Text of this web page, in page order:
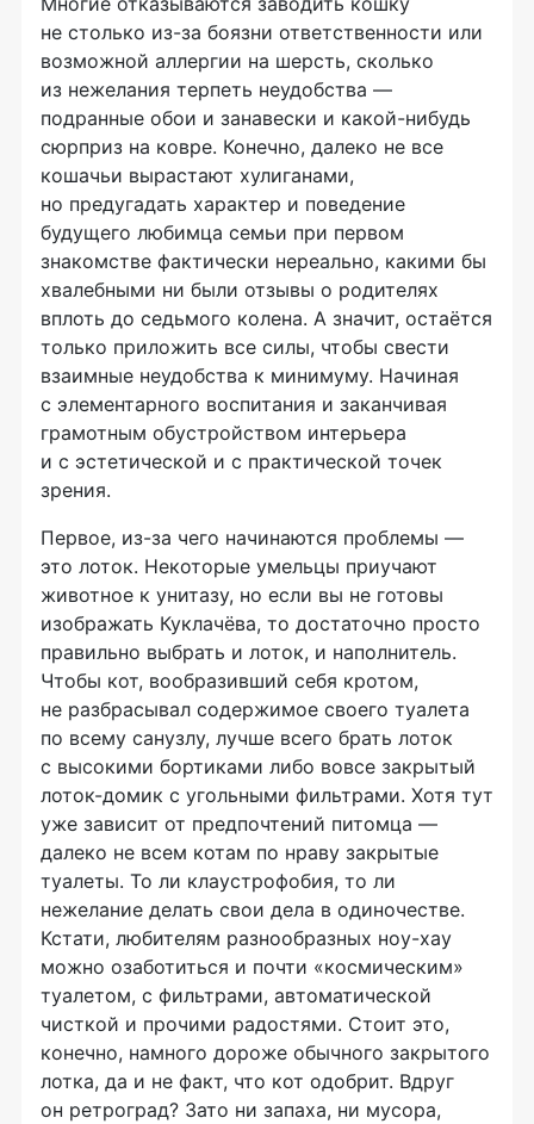
не столько из-за боязни ответственности или
возможной аллергии на шерсть, сколько
из нежелания терпеть неудобства —
подранные обои и занавески и какой-нибудь
сюрприз на ковре. Конечно, далеко не все
кошачьи вырастают хулиганами,
но предугадать характер и поведение
будущего любимца семьи при первом
знакомстве фактически нереально, какими бы
хвалебными ни были отзывы о родителях
вплоть до седьмого колена. А значит, остаётся
только приложить все силы, чтобы свести
взаимные неудобства к минимуму. Начиная
с элементарного воспитания и заканчивая
грамотным обустройством интерьера
и с эстетической и с практической точек
зрения.
Первое, из-за чего начинаются проблемы —
это лоток. Некоторые умельцы приучают
животное к унитазу, но если вы не готовы
изображать Куклачёва, то достаточно просто
правильно выбрать и лоток, и наполнитель.
Чтобы кот, вообразивший себя кротом,
не разбрасывал содержимое своего туалета
по всему санузлу, лучше всего брать лоток
с высокими бортиками либо вовсе закрытый
лоток-домик с угольными фильтрами. Хотя тут
уже зависит от предпочтений питомца —
далеко не всем котам по нраву закрытые
туалеты. То ли клаустрофобия, то ли
нежелание делать свои дела в одиночестве.
Кстати, любителям разнообразных ноу-хау
можно озаботиться и почти «космическим»
туалетом, с фильтрами, автоматической
чисткой и прочими радостями. Стоит это,
конечно, намного дороже обычного закрытого
лотка, да и не факт, что кот одобрит. Вдруг
он ретроград? Зато ни запаха, ни мусора,